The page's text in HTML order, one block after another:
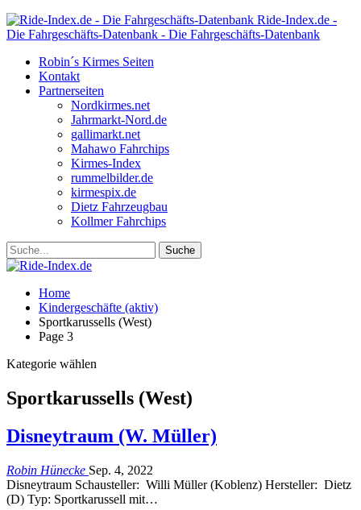
Ride-Index.de -
Die Fahrgeschäfts-Datenbank - Die Fahrgeschäfts-Datenbank
Robin´s Kirmes Seiten
Kontakt
Partnerseiten
Nordkirmes.net
Jahrmarkt-Nord.de
gallimarkt.net
Mahawo Fahrchips
Kirmes-Index
rummelbilder.de
kirmespix.de
Dietz Fahrzeugbau
Kollmer Fahrchips
Home
Kindergeschäfte (aktiv)
Sportkarussells (West)
Page 3
Kategorie wählen
Sportkarussells (West)
Disneytraum (W. Müller)
Robin Hünecke Sep. 4, 2022
Disneytraum Schausteller: Willi Müller (Koblenz) Hersteller: Dietz
(D) Typ: Sportkarussell mit…